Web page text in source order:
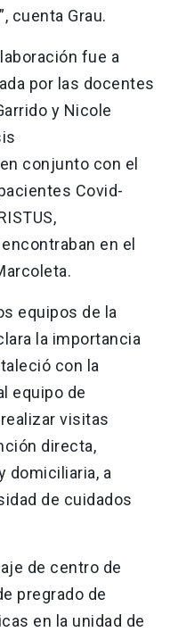
cuenta Grau.
fue a
por las docentes
y Nicole
conjunto con el
Covid-
en el
equipos de la
la importancia
con la
equipo de
visitas
directa,
domiciliaria, a
de cuidados
de centro de
pregrado de
en la unidad de